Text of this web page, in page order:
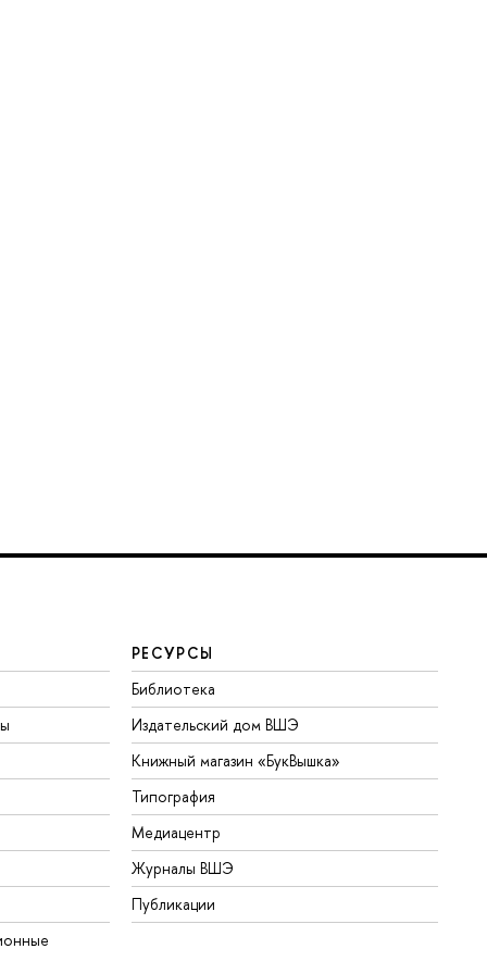
РЕСУРСЫ
Библиотека
Издательский дом ВШЭ
Книжный магазин «БукВышка»
Типография
Медиацентр
Журналы ВШЭ
Публикации